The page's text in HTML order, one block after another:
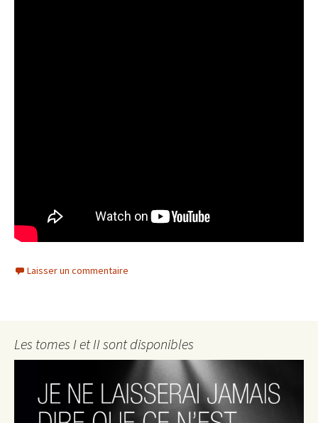
Laisser un commentaire
Les tomes I et II sont disponibles